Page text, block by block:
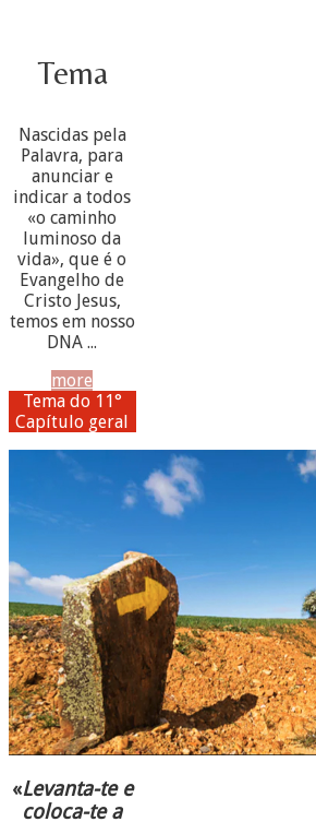
Tema
Nascidas pela
Palavra, para
anunciar e
indicar a todos
«o caminho
luminoso da
vida», que é o
Evangelho de
Cristo Jesus,
temos em nosso
DNA ...
more
Tema do 11°
Capítulo geral
«Levanta-te e
coloca-te a